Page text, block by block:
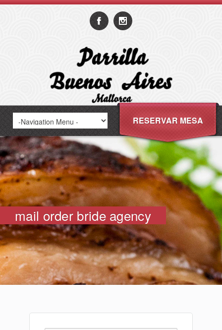
RESERVAR MESA
mail order bride agency